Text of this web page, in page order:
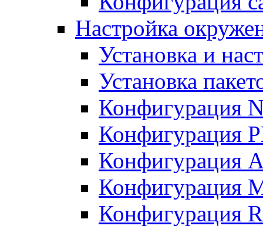
Настройка
Установка и
Установка
Конфигурация
Конфигурация
Конфигурация
Конфигурация
Конфигурация